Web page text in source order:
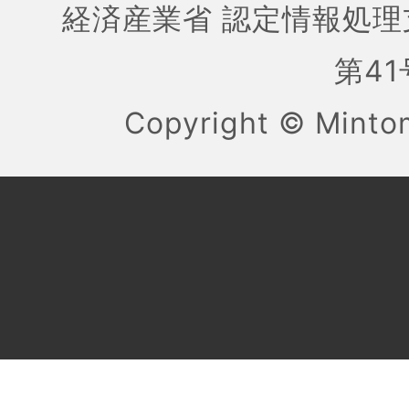
経済産業省 認定情報処
第
Copyright ©